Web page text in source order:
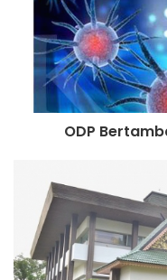
Menurut Yulhemi,
swayada. Dananya
warga.
Sementara
sebanyak 1.071 warga
orang dalam
Jumlah itu tentu begitu
Sabu
ODP